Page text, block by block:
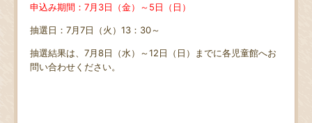
申込み期間：7月3日（金）～5日（日）
抽選日：7月7日（火）13：30～
抽選結果は、7月8日（水）～12日（日）までに各児童館へお
問い合わせください。